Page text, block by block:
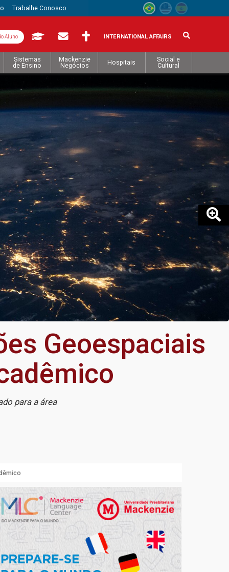
Trabalhe Conosco
Aluno INTERNATIONAL AFFAIRS
Sistemas
de Ensino
Mackenzie
Negócios
Hospitais
Social e
Cultural
Geoespaciais
para a área